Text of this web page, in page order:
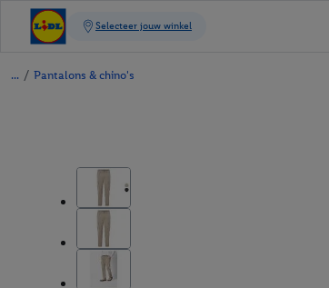
/ Pantalons & chino's